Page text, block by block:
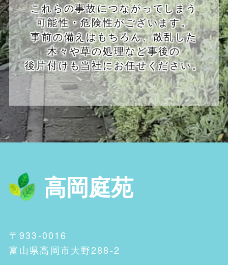
これらの事故につながってしまう
可能性・危険性がございます。
事前の備えはもちろん、散乱した
木々や草の処理など事後の
後片付けも当社にお任せください。
高岡庭苑
〒933-0016
富山県高岡市大野288-2